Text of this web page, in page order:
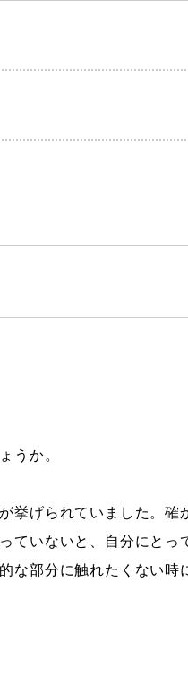
うか。
挙げられていました。確
ていないと、自分にと
な部分に触れたくない